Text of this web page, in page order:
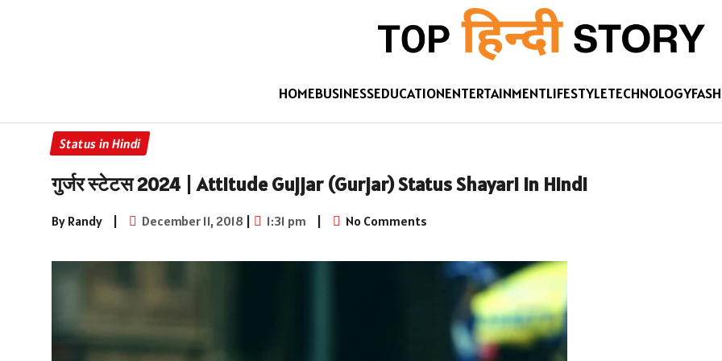
HOMEBUSINESSEDUCATIONENTERTAINMENTLIFESTYLETECHNOLOGY
Status in Hindi
गुर्जर स्टेटस 2024 | Attitude Gujjar (Gurjar) Status Shayari in Hindi
By Randy | December 11, 2018 | 1:31 pm | No Comments